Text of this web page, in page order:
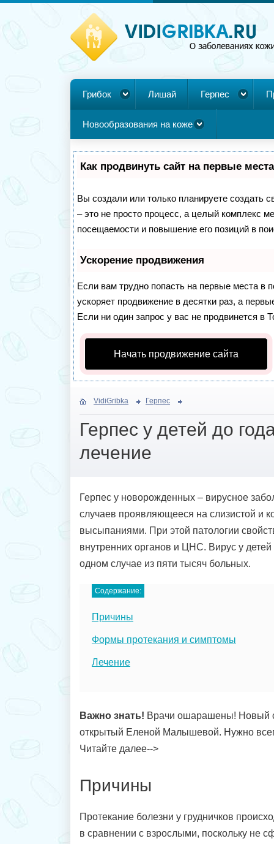
Грибок Лишай Герпес
Новообразования на коже
Как продвинуть сайт на первые
Вы создали или только планируете создать
– это не просто процесс, а целый комплекс
посещаемости и повышение его позиций в
Ускорение продвижения
Если вам трудно попасть на первые места в
ускоряет продвижение в десятки раз, а
Если ни один запрос у вас не продвинется в
Начать продвижение сайта
VidiGribka Герпес
Герпес у детей до
лечение
Герпес у новорожденных – вирусное
случаев проявляющееся на слизистой и
высыпаниями. При этой патологии
внутренних органов и ЦНС. Вирус у детей
одном случае из пяти тысяч больных.
Содержание:
Причины
Формы протекания и симптомы
Лечение
Важно знать! Врачи ошарашены! Новый
открытый Еленой Малышевой. Нужно
Читайте далее-->
Причины
Протекание болезни у грудничков
в сравнении с взрослыми, поскольку не